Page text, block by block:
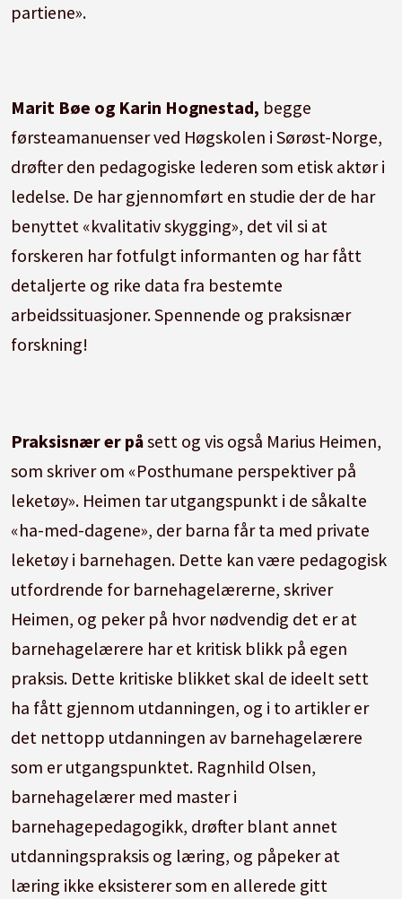
partiene».
Marit Bøe og Karin Hognestad, begge
førsteamanuenser ved Høgskolen i Sørøst-Norge,
drøfter den pedagogiske lederen som etisk aktør i
ledelse. De har gjennomført en studie der de har
benyttet «kvalitativ skygging», det vil si at
forskeren har fotfulgt informanten og har fått
detaljerte og rike data fra bestemte
arbeidssituasjoner. Spennende og praksisnær
forskning!
Praksisnær er påsett og vis også Marius Heimen,
som skriver om «Posthumane perspektiver på
leketøy». Heimen tar utgangspunkt i de såkalte
«ha-med-dagene», der barna får ta med private
leketøy i barnehagen. Dette kan være pedagogisk
utfordrende for barnehagelærerne, skriver
Heimen, og peker på hvor nødvendig det er at
barnehagelærere har et kritisk blikk på egen
praksis. Dette kritiske blikket skal de ideelt sett
ha fått gjennom utdanningen, og i to artikler er
det nettopp utdanningen av barnehagelærere
som er utgangspunktet. Ragnhild Olsen,
barnehagelærer med master i
barnehagepedagogikk, drøfter blant annet
utdanningspraksis og læring, og påpeker at
læring ikke eksisterer som en allerede gitt